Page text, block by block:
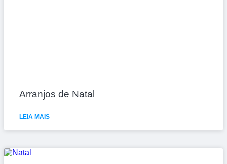
Arranjos de Natal
LEIA MAIS